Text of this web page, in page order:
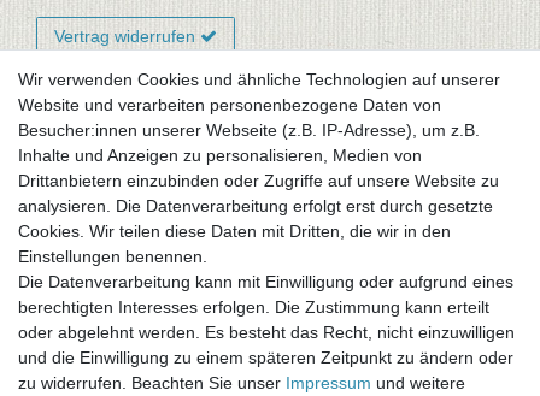
Vertrag widerrufen
Newsletter-Anmeldung
FAQ / Fragen
Mein Warenkorb
Mein Merkzettel
Mein Konto
UNSER LADENGESCHÄFT
Gottlieb-Daimler-Str. 10
33334 Gütersloh
ÖFFNUNGSZEITEN
Wir verwenden Cookies und ähnliche Technologien auf unserer
Website und verarbeiten personenbezogene Daten von
Besucher:innen unserer Webseite (z.B. IP-Adresse), um z.B.
Inhalte und Anzeigen zu personalisieren, Medien von
Drittanbietern einzubinden oder Zugriffe auf unsere Website zu
analysieren. Die Datenverarbeitung erfolgt erst durch gesetzte
Cookies. Wir teilen diese Daten mit Dritten, die wir in den
Einstellungen benennen.
Die Datenverarbeitung kann mit Einwilligung oder aufgrund eines
berechtigten Interesses erfolgen. Die Zustimmung kann erteilt
oder abgelehnt werden. Es besteht das Recht, nicht einzuwilligen
und die Einwilligung zu einem späteren Zeitpunkt zu ändern oder
zu widerrufen. Beachten Sie unser Impressum und weitere